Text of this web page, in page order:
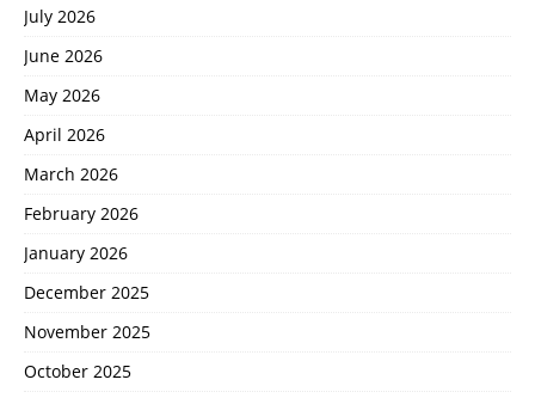
July 2026
June 2026
May 2026
April 2026
March 2026
February 2026
January 2026
December 2025
November 2025
October 2025